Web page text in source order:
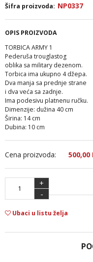
Šifra proizvoda: NP0337
OPIS PROIZVODA
TORBICA ARMY 1
Pederuša trouglastog
oblika sa military dezenom.
Torbica ima ukupno 4 džepa.
Dva manja sa prednje strane
i dva veća sa zadnje.
Ima podesivu platnenu ručku.
Dimenzije: dužina 40 cm
Širina: 14 cm
Dubina: 10 cm
Cena proizvoda: 500,00
+
-
Ubaci u listu želja